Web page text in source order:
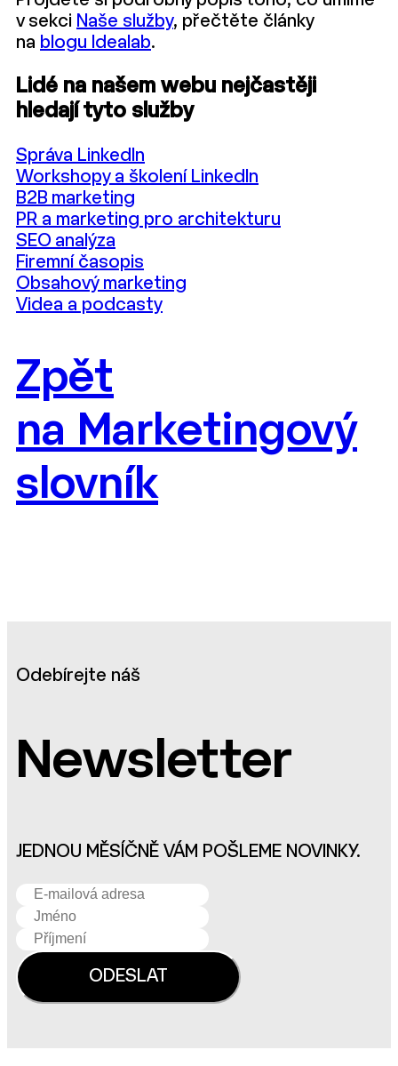
v sekci Naše služby, přečtěte články
na blogu Idealab.
Lidé na našem webu nejčastěji
hledají tyto služby
Správa LinkedIn
Workshopy a školení LinkedIn
B2B marketing
PR a marketing pro architekturu
SEO analýza
Firemní časopis
Obsahový marketing
Videa a podcasty
Zpět
na Marketingový
slovník
Odebírejte náš
Newsletter
JEDNOU MĚSÍČNĚ VÁM POŠLEME NOVINKY.